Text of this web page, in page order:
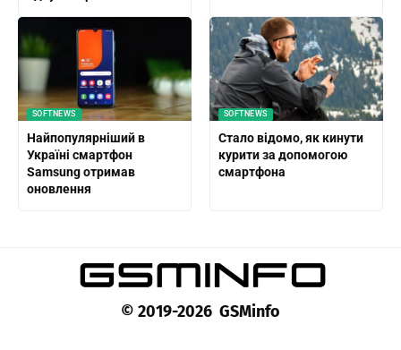
SOFTNEWS
Найпопулярніший в
Україні смартфон
Samsung отримав
оновлення
SOFTNEWS
Стало відомо, як кинути
курити за допомогою
смартфона
© 2019-2026 GSMinfo